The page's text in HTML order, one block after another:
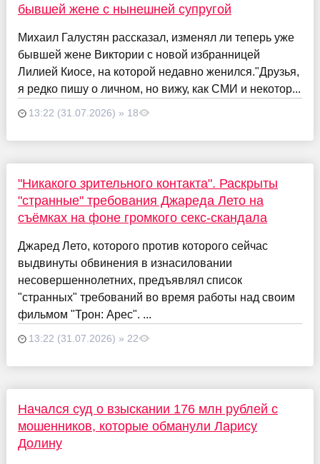
бывшей жене с нынешней супругой
Михаил Галустян рассказал, изменял ли теперь уже
бывшей жене Виктории с новой избранницей
Лилией Киосе, на которой недавно женился."Друзья,
я редко пишу о личном, но вижу, как СМИ и некотор...
13:22 (31.07.2026) » 18
"Никакого зрительного контакта". Раскрыты
"странные" требования Джареда Лето на
съёмках на фоне громкого секс-скандала
Джаред Лето, которого против которого сейчас
выдвинуты обвинения в изнасиловании
несовершеннолетних, предъявлял список
"странных" требований во время работы над своим
фильмом "Трон: Арес". ...
13:22 (31.07.2026) » 22
Начался суд о взыскании 176 млн рублей с
мошенников, которые обманули Ларису
Долину